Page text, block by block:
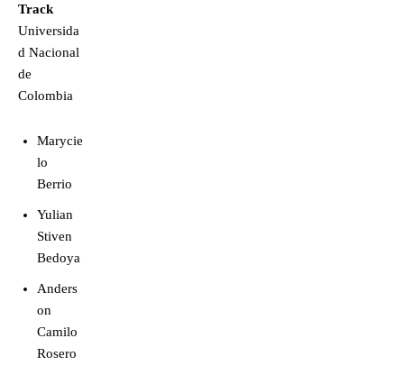
Track
Universida
d Nacional
de
Colombia
Marycie
lo
Berrio
Yulian
Stiven
Bedoya
Anders
on
Camilo
Rosero